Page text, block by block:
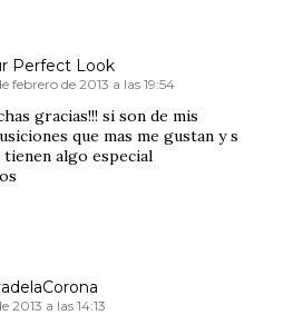
Perfect Look
febrero de 2013 a las 19:54
gracias!!! si son de mis
que mas me gustan y s
tienen algo especial
2013 a las 14:13